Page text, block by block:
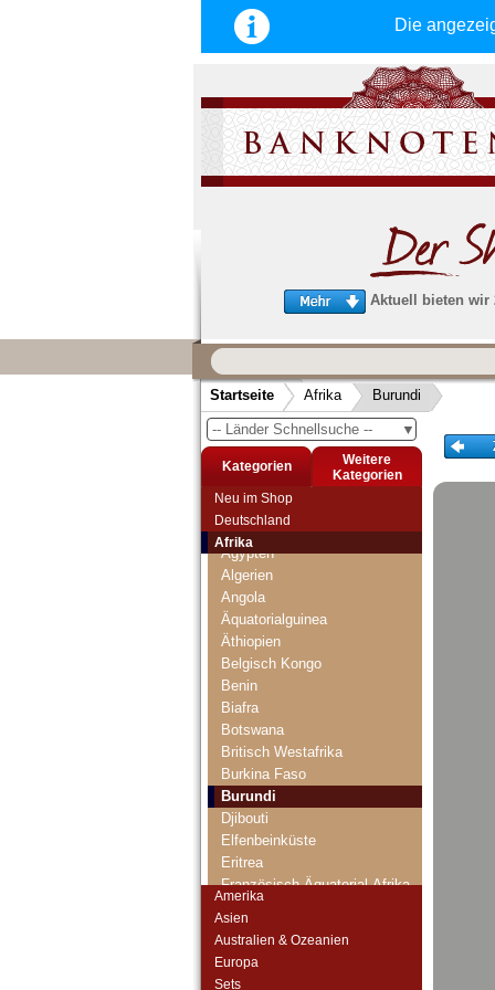
Die
Aktuell bieten wir
schnellen, sicheren und
Service
Schneller und sicherer Versand-
Bestellungen werktags bis 14:00 Uhr,
noch am selben Tag verschickt werden.
(Versand mit DHL oder Deutsche Post)
Startseite Afrika Burundi
▼
-- Länder Schnellsuche --
Kategorien
Weitere
Kategorien
Neu im Shop
Deutschland
Afrika
Ägypten
Algerien
Angola
Äquatorialguinea
Äthiopien
Belgisch Kongo
Benin
Biafra
Botswana
Britisch Westafrika
Burkina Faso
Burundi
Djibouti
Elfenbeinküste
Eritrea
Französisch Äquatorial-Afrika
Gambia
Amerika
Asien
Australien & Ozeanien
Europa
Sets